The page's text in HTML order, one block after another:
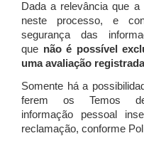
Dada a relevância que
neste processo, e
segurança das
que não é possível
uma avaliação registrada
Somente há a
ferem os Temos
informação pessoal
reclamação, conforme